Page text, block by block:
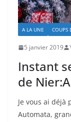
A LA UNE COUPS
5 janvier 2019
Instant
de
Je vous ai
Automata,